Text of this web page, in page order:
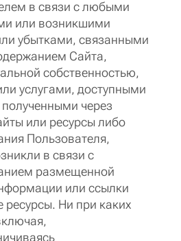
в связи с любыми
или возникшими
убытками, связанными
Сайта,
собственностью,
услугами, доступными
через
или ресурсы либо
Пользователя,
в связи с
размещенной
или ссылки
ресурсы. Ни при каких